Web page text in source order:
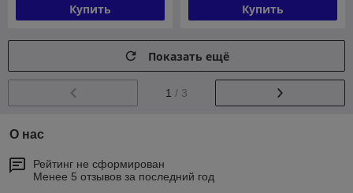
Купить Купить
Показать ещё
1 / 3
О нас
Рейтинг не сформирован
Менее 5 отзывов за последний год